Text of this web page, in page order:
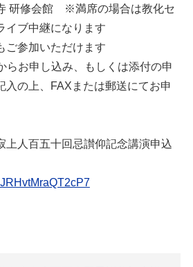
修会館 ※満席の場合は教化セ
イブ中継になります
参加いただけます
らお申し込み、もしくは添付の申
入の上、FAXまたは郵送にてお申
上人百五十回忌讃仰記念講演申込